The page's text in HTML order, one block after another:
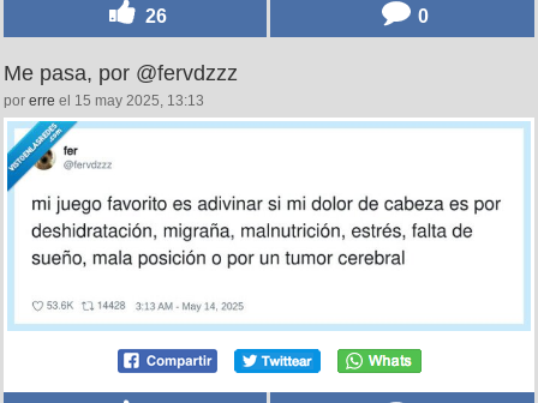
26 0
Me pasa, por @fervdzzz
por erre el 15 may 2025, 13:13